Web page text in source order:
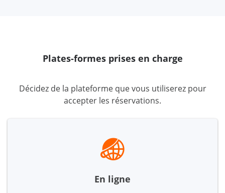
Plates-formes prises en charge
Décidez de la plateforme que vous utiliserez pour
accepter les réservations.
En ligne